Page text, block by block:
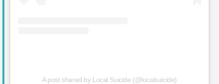
A post shared by Local Suicide (@localsuicide)